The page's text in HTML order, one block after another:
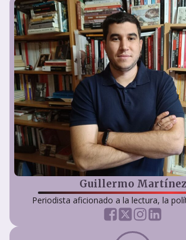
Guillermo Martínez
Periodista aficionado a la lectura, la